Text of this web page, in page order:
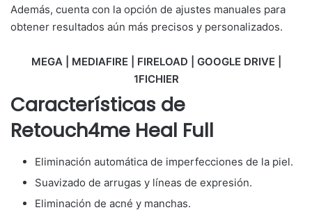
Además, cuenta con la opción de ajustes manuales para
obtener resultados aún más precisos y personalizados.
MEGA | MEDIAFIRE | FIRELOAD | GOOGLE DRIVE |
1FICHIER
Características de
Retouch4me Heal Full
Eliminación automática de imperfecciones de la piel.
Suavizado de arrugas y líneas de expresión.
Eliminación de acné y manchas.